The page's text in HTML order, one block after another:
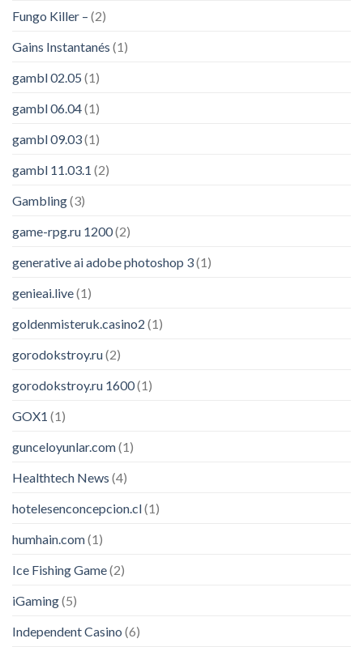
Fungo Killer – (2)
Gains Instantanés (1)
gambl 02.05 (1)
gambl 06.04(1)
gambl 09.03(1)
gambl 11.03.1 (2)
Gambling(3)
game-rpg.ru 1200(2)
generative ai adobe photoshop 3(1)
genieai.live(1)
goldenmisteruk.casino2 (1)
gorodokstroy.ru(2)
gorodokstroy.ru 1600(1)
GOX1 (1)
gunceloyunlar.com(1)
Healthtech News (4)
hotelesenconcepcion.cl(1)
humhain.com(1)
Ice Fishing Game(2)
iGaming(5)
Independent Casino (6)